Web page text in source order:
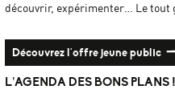
découvrir, expérimenter… Le
Découvrez l'offre jeune public
L’AGENDA DES BONS PLANS !